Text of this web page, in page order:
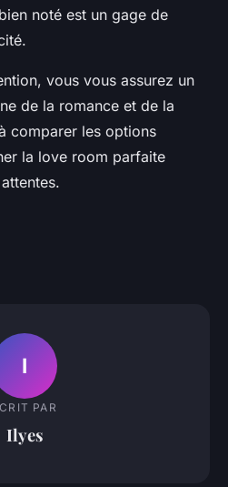
noté est un gage de
vous vous assurez un
de la romance et de la
comparer les options
la love room parfaite
I
PAR
Ilyes